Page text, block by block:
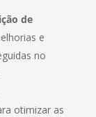
de
e
no
otimizar as